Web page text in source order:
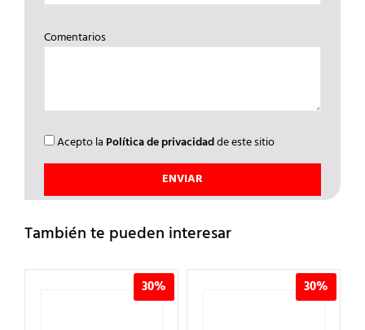
Comentarios
Acepto la Política de privacidadde este sitio
También te pueden interesar
30% 30%